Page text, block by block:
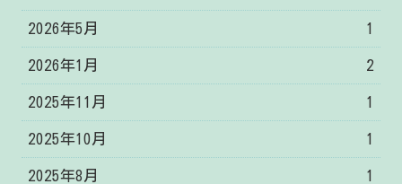
2026年5月 1
2026年1月 2
2025年11月 1
2025年10月 1
2025年8月 1